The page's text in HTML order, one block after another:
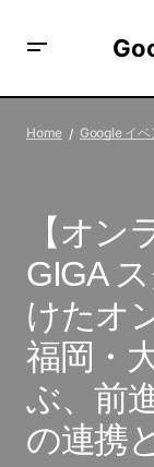
たオンライン
進する自治体
Home Google イ
【オン
GIGA
けたオ
福岡・
ぶ、前
の連携